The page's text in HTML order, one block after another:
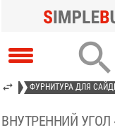

ФУРНИТУРА ДЛЯ
ВНУТРЕННИЙ УГОЛ